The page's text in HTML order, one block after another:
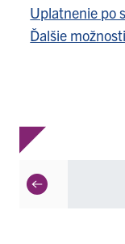
Uplatnenie po
Ďalšie